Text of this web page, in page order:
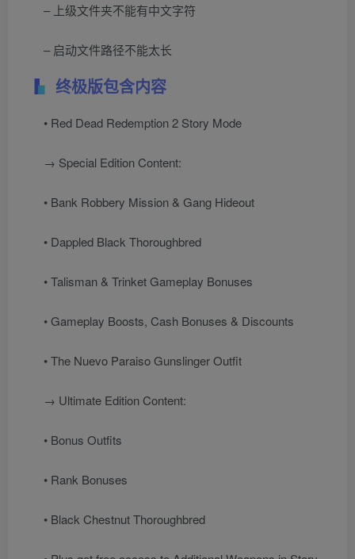
– 上级文件夹不能有中文字符
– 启动文件路径不能太长
终极版包含内容
• Red Dead Redemption 2 Story Mode
→ Special Edition Content:
• Bank Robbery Mission & Gang Hideout
• Dappled Black Thoroughbred
• Talisman & Trinket Gameplay Bonuses
• Gameplay Boosts, Cash Bonuses & Discounts
• The Nuevo Paraiso Gunslinger Outfit
→ Ultimate Edition Content:
• Bonus Outfits
• Rank Bonuses
• Black Chestnut Thoroughbred